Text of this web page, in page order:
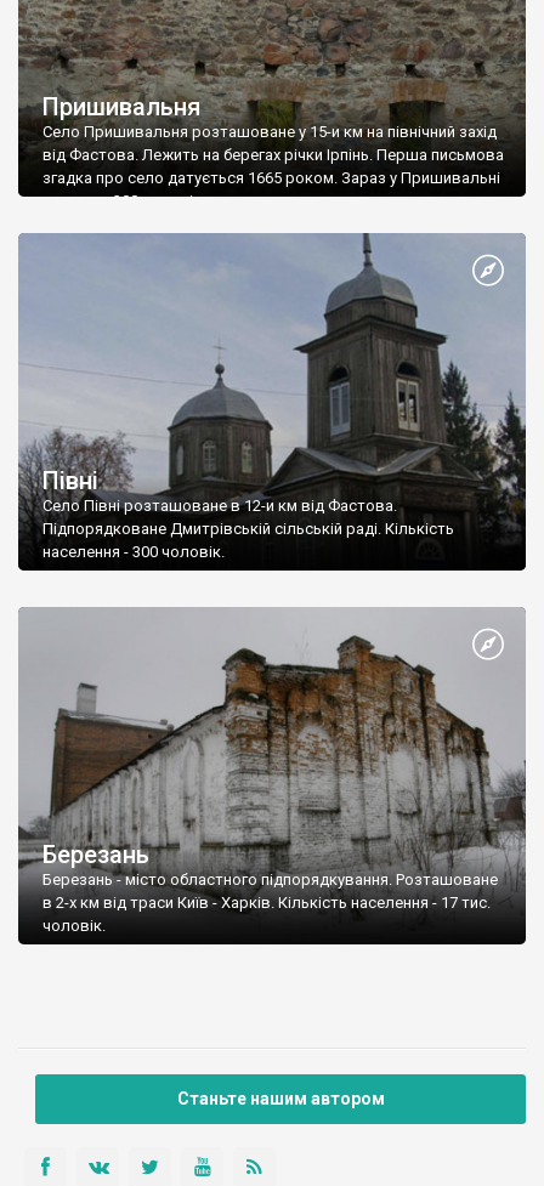
Пришивальня
Село Пришивальня розташоване у 15-и км на північний захід
від Фастова. Лежить на берегах річки Ірпінь. Перша письмова
згадка про село датується 1665 роком. Зараз у Пришивальні
мешкає - 300 чоловік.
Півні
Село Півні розташоване в 12-и км від Фастова.
Підпорядковане Дмитрівській сільській раді. Кількість
населення - 300 чоловік.
Березань
Березань - місто областного підпорядкування. Розташоване
в 2-х км від траси Київ - Харків. Кількість населення - 17 тис.
чоловік.
Станьте нашим автором